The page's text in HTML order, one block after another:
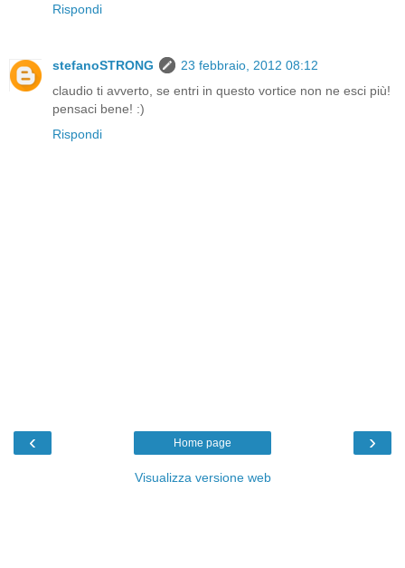
Rispondi
stefanoSTRONG
23 febbraio, 2012 08:12
claudio ti avverto, se entri in questo vortice non ne esci più!
pensaci bene! :)
Rispondi
‹ ›
Home page
Visualizza versione web